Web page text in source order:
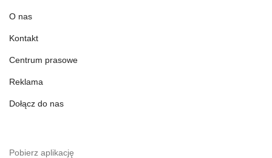
O nas
Kontakt
Centrum prasowe
Reklama
Dołącz do nas
Pobierz aplikację